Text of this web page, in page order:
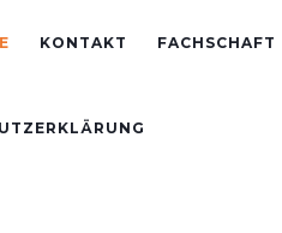
KONTAKT FACHSCHAFT